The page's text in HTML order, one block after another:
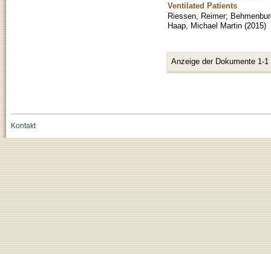
Ventilated Patients
Riessen, Reimer;
Haap, Michael Martin (2015)
Anzeige der Dokumente 1-1
Kontakt